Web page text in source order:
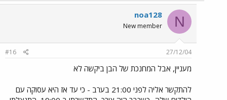
N
noa128
New member
27/12/04
#16
מעניין, אבל המחנכת של הבן ביקשה לא
להתקשר אליה לפני 21:00 בערב - כי עד אז היא עסוקה עם